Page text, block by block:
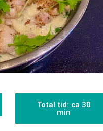
Total tid: ca 30
min